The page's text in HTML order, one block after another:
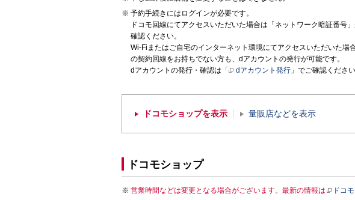
予約手続きにはログインが必要です。
ドコモ回線にてアクセスいただいた場合は「ネットワーク暗証番号
確認ください。
Wi-Fiまたはご自宅のインターネット環境にてアクセスいただいた
の契約回線をお持ちでない方も、dアカウントの発行が可能です。
dアカウントの発行・確認は「
dアカウント発行 」でご確認ください
ドコモショップを表示 量販店などを表示
ドコモショップ
営業時間などは変更となる場合がございます。最新の情報は ドコ